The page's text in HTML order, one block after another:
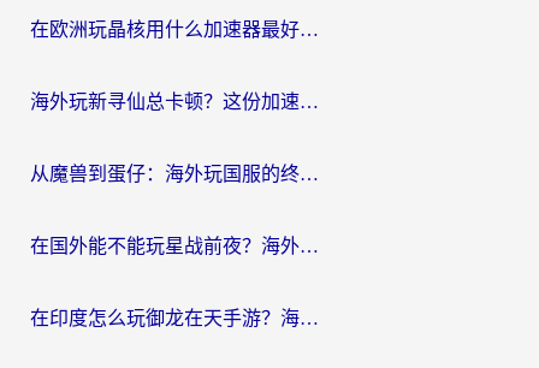
在欧洲玩晶核用什么加速器最好呢？一个老玩家的真心话
海外玩新寻仙总卡顿？这份加速器选择指南让你秒回国服流畅体验
从魔兽到蛋仔：海外玩国服的终极加速指南，找到你的专属高速通道
在国外能不能玩星战前夜？海外党国服游戏不卡顿的秘密武器在这里
在印度怎么玩御龙在天手游？海外党畅玩国服的终极生存指南